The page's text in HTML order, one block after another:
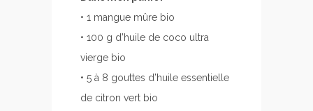
• 1 mangue mûre bio
• 100 g d’huile de coco ultra
vierge bio
• 5 à 8 gouttes d’huile essentielle
de citron vert bio